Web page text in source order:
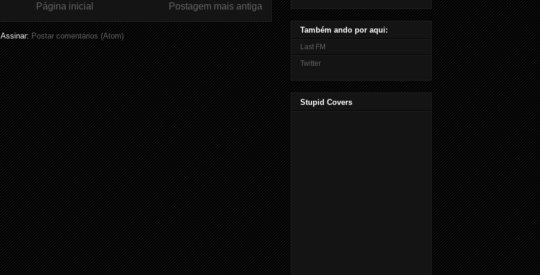
Postagem mais antiga
Página inicial
Assinar:Postar comentários (Atom)
Também ando por aqui:
Last FM
Twitter
Stupid Covers